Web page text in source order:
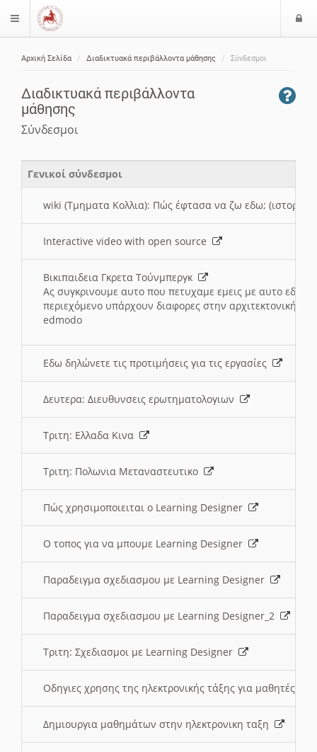
$langMenu
Αρχική Σελίδα Διαδικτυακά περιβάλλοντα μάθησης Σύνδεσμοι
Διαδικτυακά περιβάλλοντα
μάθησης
Σύνδεσμοι
Γενικοί σύνδεσμοι
wiki (Τμηματα Κολλια): Πώς έφτασα να ζω εδω; (ιστορια)
Interactive video with open source
Βικιπαιδεια Γκρετα Τούνμπεργκ
Ας συγκρινουμε αυτο που πετυχαμε εμεις με αυτο εδω
περιεχόμενο υπάρχουν διαφορες στην αρχιτεκτονική
edmodo
Εδω δηλώνετε τις προτιμήσεις για τις εργασίες
Δευτερα: Διευθυνσεις ερωτηματολογιων
Τριτη: Ελλαδα Κινα
Τριτη: Πολωνια Μεταναστευτικο
Πώς χρησιμοποιειται ο Learning Designer
O τοπος για να μπουμε Learning Designer
Παραδειγμα σχεδιασμου με Learning Designer
Παραδειγμα σχεδιασμου με Learning Designer_2
Τριτη: Σχεδιασμοι με Learning Designer
Οδηγιες χρησης της ηλεκτρονικής τάξης για μαθητές
Δημιουργια μαθημάτων στην ηλεκτρονικη ταξη